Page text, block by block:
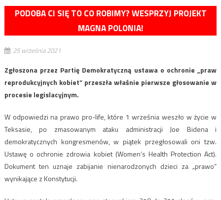
PODOBA CI SIĘ TO CO ROBIMY? WESPRZYJ PROJEKT
MAGNA POLONIA!
25 września 2021
Zgłoszona przez Partię Demokratyczną ustawa o ochronie „praw
reprodukcyjnych kobiet” przeszła właśnie pierwsze głosowanie w
procesie legislacyjnym.
W odpowiedzi na prawo pro-life, które 1 września weszło w życie w
Teksasie, po zmasowanym ataku administracji Joe Bidena i
demokratycznych kongresmenów, w piątek przegłosowali oni tzw.
Ustawę o ochronie zdrowia kobiet (Women’s Health Protection Act).
Dokument ten uznaje zabijanie nienarodzonych dzieci za „prawo”
wynikające z Konstytucji.